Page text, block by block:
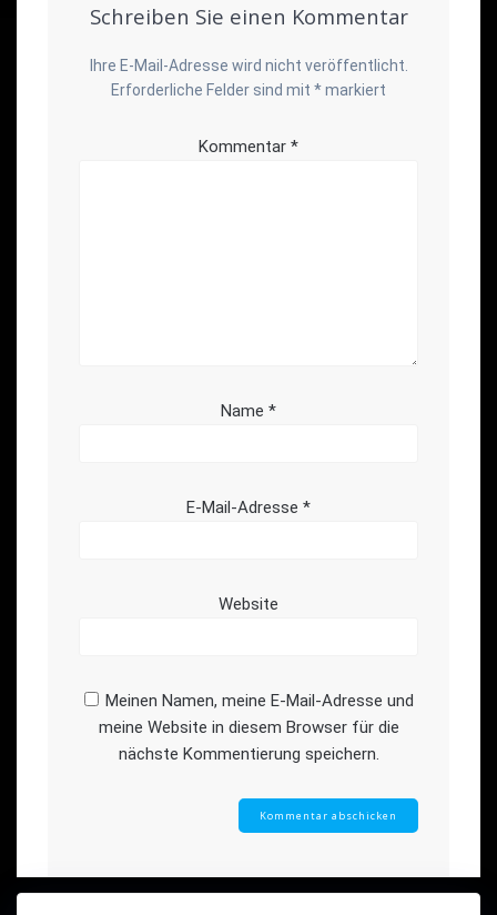
Schreiben Sie einen Kommentar
Ihre E-Mail-Adresse wird nicht veröffentlicht.
Erforderliche Felder sind mit *markiert
Kommentar *
Name *
E-Mail-Adresse *
Website
Meinen Namen, meine E-Mail-Adresse und
meine Website in diesem Browser für die
nächste Kommentierung speichern.